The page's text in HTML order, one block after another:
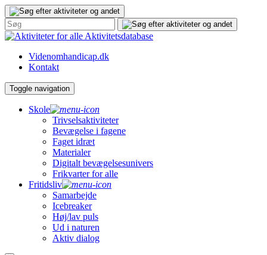
Gå
til
indhold
Aktivitetsdatabase
Videnomhandicap.dk
Kontakt
Toggle navigation
Skole
Trivselsaktiviteter
Bevægelse i fagene
Faget idræt
Materialer
Digitalt bevægelsesunivers
Frikvarter for alle
Fritidsliv
Samarbejde
Icebreaker
Høj/lav puls
Ud i naturen
Aktiv dialog